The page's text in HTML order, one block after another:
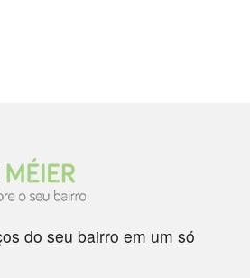
do seu bairro em um só